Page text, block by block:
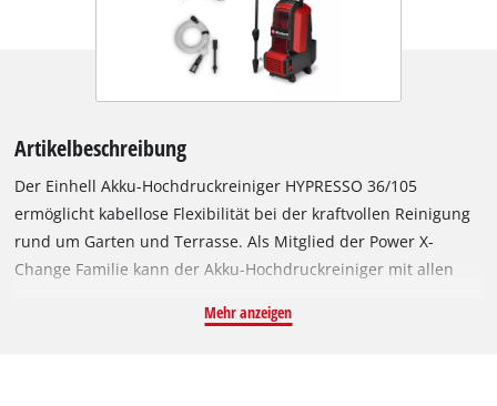
Artikelbeschreibung
Der Einhell Akku-Hochdruckreiniger HYPRESSO 36/105
ermöglicht kabellose Flexibilität bei der kraftvollen Reinigung
rund um Garten und Terrasse. Als Mitglied der Power X-
Change Familie kann der Akku-Hochdruckreiniger mit allen
Angetrieben wird das Gerät von einem Einhell Brushless
Mehr anzeigen